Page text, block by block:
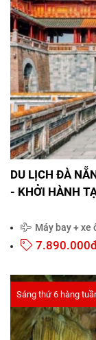
DU LỊCH ĐÀ
- KHỞI HÀNH
Máy bay + xe
Sáng thứ 6 hàng